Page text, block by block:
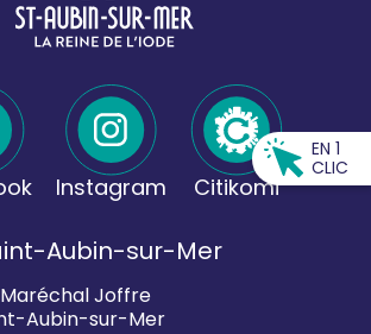
Instagram Citikomi
Aubin-sur-Mer
Maréchal Joffre
Aubin-sur-Mer
EN 1
CLIC